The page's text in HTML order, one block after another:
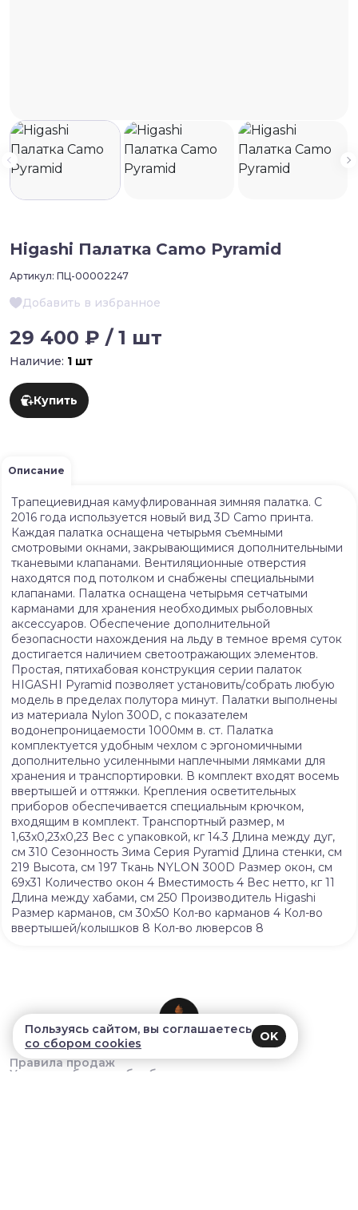
Higashi Палатка Camo Pyramid
Артикул: ПЦ-00002247
Добавить в избранное
29 400 ₽ / 1 шт
Наличие: 1 шт
Купить
Описание
Трапециевидная камуфлированная зимняя палатка. С
2016 года используется новый вид 3D Camo принта.
Каждая палатка оснащена четырьмя съемными
смотровыми окнами, закрывающимися дополнительными
тканевыми клапанами. Вентиляционные отверстия
находятся под потолком и снабжены специальными
клапанами. Палатка оснащена четырьмя сетчатыми
карманами для хранения необходимых рыболовных
аксессуаров. Обеспечение дополнительной
безопасности нахождения на льду в темное время суток
достигается наличием светоотражающих элементов.
Простая, пятихабовая конструкция серии палаток
HIGASHI Pyramid позволяет установить/собрать любую
модель в пределах полутора минут. Палатки выполнены
из материала Nylon 300D, с показателем
водонепроницаемости 1000мм в. ст. Палатка
комплектуется удобным чехлом с эргономичными
дополнительно усиленными наплечными лямками для
хранения и транспортировки. В комплект входят восемь
ввертышей и оттяжки. Крепления осветительных
приборов обеспечивается специальным крючком,
входящим в комплект. Транспортный размер, м
1,63x0,23x0,23 Вес с упаковкой, кг 14.3 Длина между дуг,
см 310 Сезонность Зима Серия Pyramid Длина стенки, см
219 Высота, см 197 Ткань NYLON 300D Размер окон, см
69x31 Количество окон 4 Вместимость 4 Вес нетто, кг 11
Длина между хабами, см 250 Производитель Higashi
Размер карманов, см 30x50 Кол-во карманов 4 Кол-во
ввертышей/колышков 8 Кол-во люверсов 8
Правила продаж
Условия сбора и обработки персональных данных
Пользуясь сайтом, вы соглашаетесь
со сбором cookies
OK